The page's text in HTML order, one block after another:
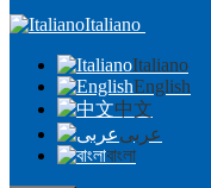
Italiano
Italiano
English
中文
عربى
বাংলা